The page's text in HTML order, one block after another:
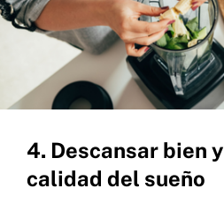
4. Descansar bien
calidad del sueño